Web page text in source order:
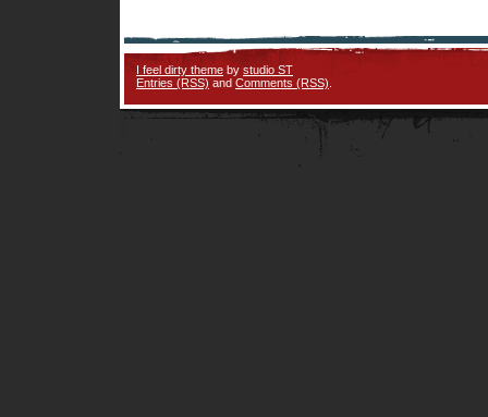
I feel dirty theme by studio ST
Entries (RSS) and Comments (RSS)